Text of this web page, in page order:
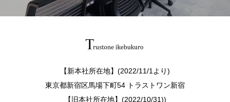
【新本社所在地】(2022/11/1より)
東京都新宿区馬場下町54 トラストワン新宿
【旧本社所在地】(2022/10/31))